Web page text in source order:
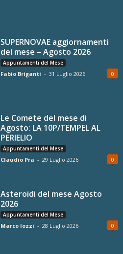
SUPERNOVAE aggiornamenti
del mese – Agosto 2026
Appuntamenti del Mese
Fabio Briganti - 31 Luglio 2026 0
Le Comete del mese di
Agosto: LA 10P/TEMPEL AL
PERIELIO
Appuntamenti del Mese
Claudio Pra - 29 Luglio 2026 0
Asteroidi del mese Agosto
2026
Appuntamenti del Mese
Marco Iozzi - 28 Luglio 2026 0